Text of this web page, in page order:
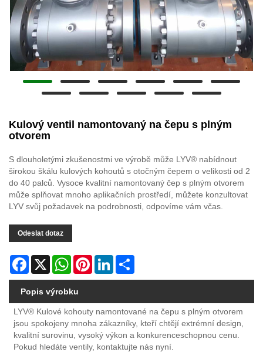
Kulový ventil namontovaný na čepu s plným
otvorem
S dlouholetými zkušenostmi ve výrobě může LYV® nabídnout
širokou škálu kulových kohoutů s otočným čepem o velikosti od 2
do 40 palců. Vysoce kvalitní namontovaný čep s plným otvorem
může splňovat mnoho aplikačních prostředí, můžete konzultovat
LYV svůj požadavek na podrobnosti, odpovíme vám včas.
Odeslat dotaz
Facebook
X WhatsAppPinterestLinkedIn
Popis výrobku
LYV® Kulové kohouty namontované na čepu s plným otvorem
jsou spokojeny mnoha zákazníky, kteří chtějí extrémní design,
kvalitní surovinu, vysoký výkon a konkurenceschopnou cenu.
Pokud hledáte ventily, kontaktujte nás nyní.